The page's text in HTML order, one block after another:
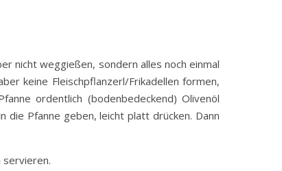
nicht weggießen, sondern alles noch einmal
keine Fleischpflanzerl/Frikadellen formen,
ordentlich (bodenbedeckend) Olivenöl
die Pfanne geben, leicht platt drücken. Dann
servieren.